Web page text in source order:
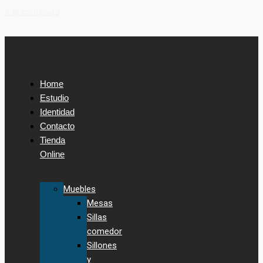
Home
Estudio
Identidad
Contacto
Tienda
Online
Muebles
Mesas
Sillas
comedor
Sillones
y